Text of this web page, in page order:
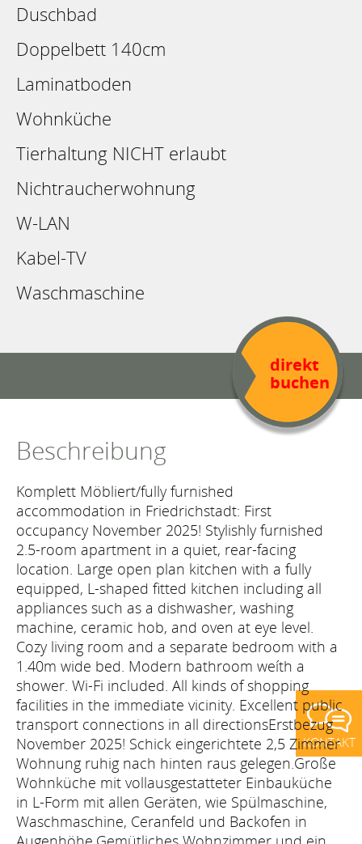
Duschbad
Doppelbett 140cm
Laminatboden
Wohnküche
Tierhaltung NICHT erlaubt
Nichtraucherwohnung
W-LAN
Kabel-TV
Waschmaschine
direkt
buchen
Beschreibung
Komplett Möbliert/fully furnished
accommodation in Friedrichstadt: First
occupancy November 2025! Stylishly furnished
2.5-room apartment in a quiet, rear-facing
location. Large open plan kitchen with a fully
equipped, L-shaped fitted kitchen including all
appliances such as a dishwasher, washing
machine, ceramic hob, and oven at eye level.
Cozy living room and a separate bedroom with a
1.40m wide bed. Modern bathroom weíth a
shower. Wi-Fi included. All kinds of shopping
facilities in the immediate vicinity. Excellent public
transport connections in all directionsErstbezug
November 2025! Schick eingerichtete 2,5 Zimmer
Wohnung ruhig nach hinten raus gelegen.Große
Wohnküche mit vollausgestatteter Einbauküche
in L-Form mit allen Geräten, wie Spülmaschine,
Waschmaschine, Ceranfeld und Backofen in
KONTAKT